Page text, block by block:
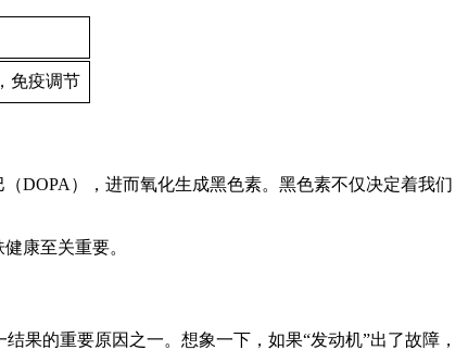
免疫调节
DOPA），进而氧化生成黑色素。黑色素不仅决定着我们
康至关重要。
果的重要原因之一。想象一下，如果“发动机”出了故障，